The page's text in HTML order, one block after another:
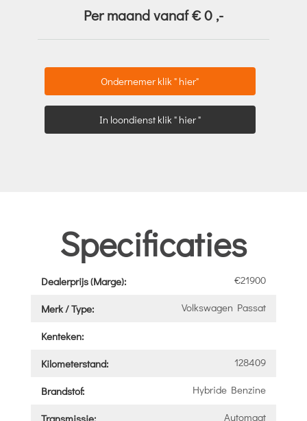
Per maand vanaf €0 ,-
Ondernemer klik " hier"
In loondienst klik " hier "
Specificaties
Dealerprijs (Marge): €21900
Merk / Type: Volkswagen Passat
Kenteken:
Kilometerstand:
128409
Brandstof: Hybride Benzine
Transmissie: Automaat